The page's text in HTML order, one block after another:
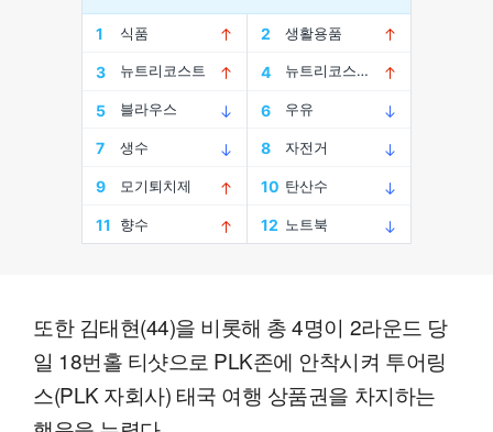
또한 김태현(44)을 비롯해 총 4명이 2라운드 당
일 18번홀 티샷으로 PLK존에 안착시켜 투어링
스(PLK 자회사) 태국 여행 상품권을 차지하는